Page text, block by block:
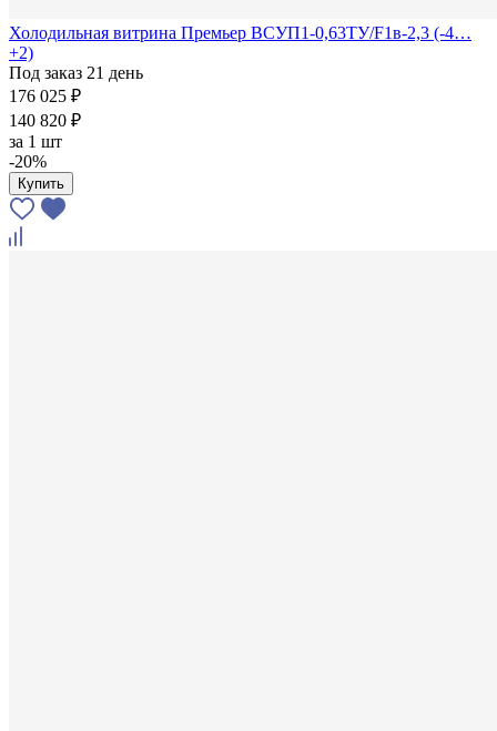
Холодильная витрина Премьер ВСУП1-0,63ТУ/F1в-2,3 (-4…
+2)
Под заказ 21 день
176 025 ₽
140 820 ₽
за 1 шт
-20%
Купить